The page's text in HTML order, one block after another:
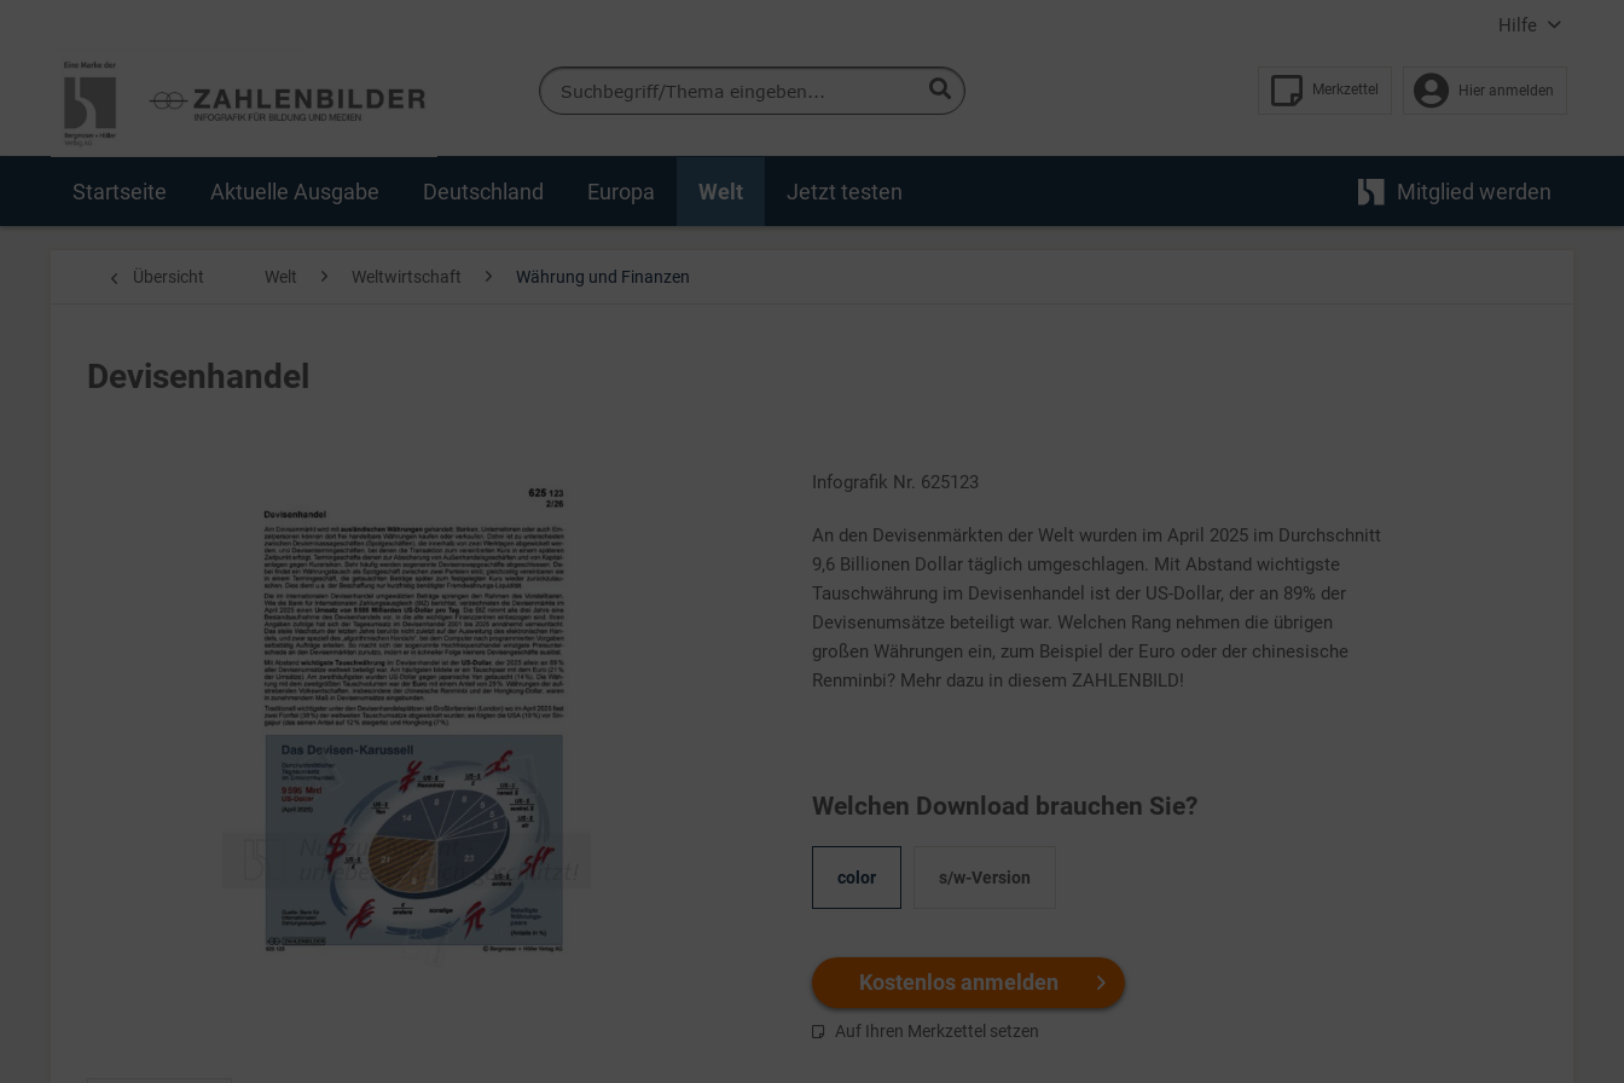
Hilfe
Merkzettel Hier anmelden
Startseite Aktuelle Ausgabe Deutschland Europa Welt Jetzt testen Mitglied werden
Übersicht Welt Weltwirtschaft Währung und Finanzen
Devisenhandel
Infografik Nr. 625123
An den Devisenmärkten der Welt wurden im April 2025 im Durchschnitt
9,6 Billionen Dollar täglich umgeschlagen. Mit Abstand wichtigste
Tauschwährung im Devisenhandel ist der US-Dollar, der an 89% der
Devisenumsätze beteiligt war. Welchen Rang nehmen die übrigen
großen Währungen ein, zum Beispiel der Euro oder der chinesische
Renminbi? Mehr dazu in diesem ZAHLENBILD!
Welchen Download brauchen Sie?
color s/w-Version
Kostenlos anmelden
Auf Ihren Merkzettel setzen